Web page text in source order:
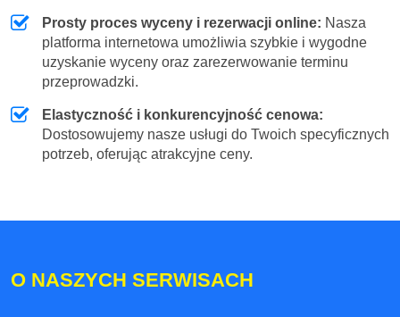
Prosty proces wyceny i rezerwacji online: Nasza
platforma internetowa umożliwia szybkie i wygodne
uzyskanie wyceny oraz zarezerwowanie terminu
przeprowadzki.
Elastyczność i konkurencyjność cenowa:
Dostosowujemy nasze usługi do Twoich specyficznych
potrzeb, oferując atrakcyjne ceny.
O NASZYCH SERWISACH